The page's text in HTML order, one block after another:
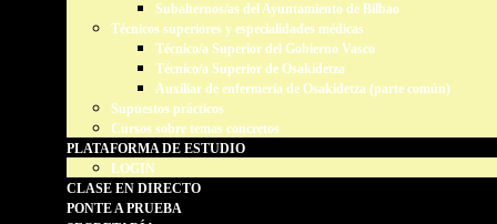
Subalternos/as del Ayuntamiento de Bilbao
Técnicos superiores y especialidades médicas
Técnico/a Superior del Gobierno Vasco
Técnico/a Superior de Osakidetza
Auxiliar de enfermería de Osakidetza (parte común)
Supuestos prácticos
Cursos sobre temas concretos
PLATAFORMA DE ESTUDIO
LOGIN
CLASE EN DIRECTO
PONTE A PRUEBA